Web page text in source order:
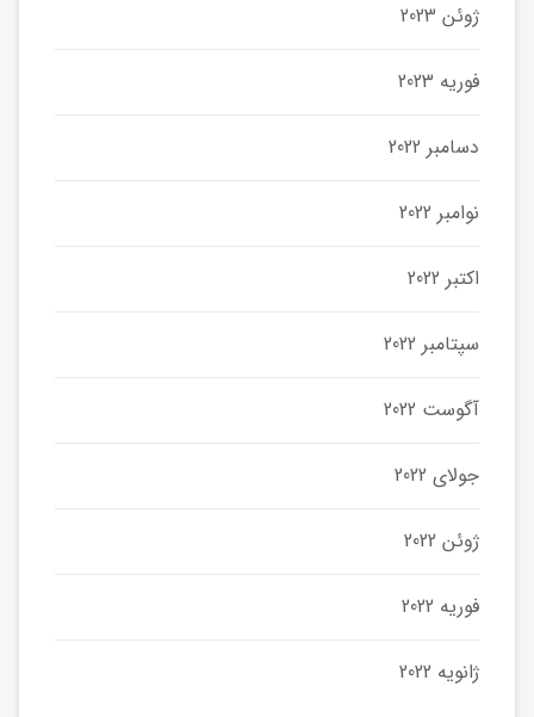
ژوئن 2023
فوریه 2023
دسامبر 2022
نوامبر 2022
اکتبر 2022
سپتامبر 2022
آگوست 2022
جولای 2022
ژوئن 2022
فوریه 2022
ژانویه 2022